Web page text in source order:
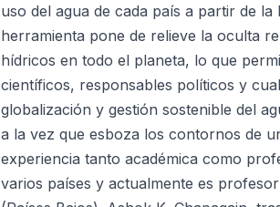
uso del agua de cada país a partir de
herramienta pone de relieve la oculta
hídricos en todo el planeta, lo que
científicos, responsables políticos y
globalización y gestión sostenible del
a la vez que esboza los contornos de
experiencia tanto académica como
varios países y actualmente es